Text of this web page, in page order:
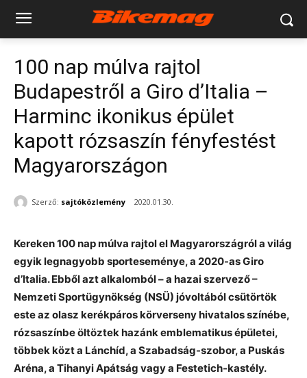
100 nap múlva rajtol
Budapestről a Giro d’Italia –
Harminc ikonikus épület
kapott rózsaszín fényfestést
Magyarországon
Szerző: sajtóközlemény 2020.01.30.
Kereken 100 nap múlva rajtol el Magyarországról a világ
egyik legnagyobb sporteseménye, a 2020-as Giro
d’Italia. Ebből azt alkalomból – a hazai szervező –
Nemzeti Sportügynökség (NSÜ) jóvoltából csütörtök
este az olasz kerékpáros körverseny hivatalos színébe,
rózsaszínbe öltöztek hazánk emblematikus épületei,
többek közt a Lánchíd, a Szabadság-szobor, a Puskás
Aréna, a Tihanyi Apátság vagy a Festetich-kastély.